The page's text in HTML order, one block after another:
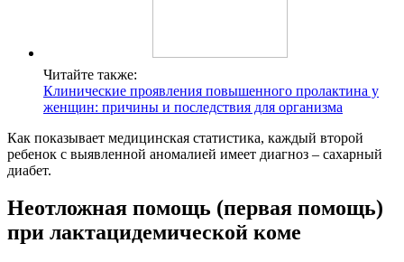
Читайте также:
Клинические проявления повышенного пролактина у
женщин: причины и последствия для организма
Как показывает медицинская статистика, каждый второй
ребенок с выявленной аномалией имеет диагноз – сахарный
диабет.
Неотложная помощь (первая помощь)
при лактацидемической коме